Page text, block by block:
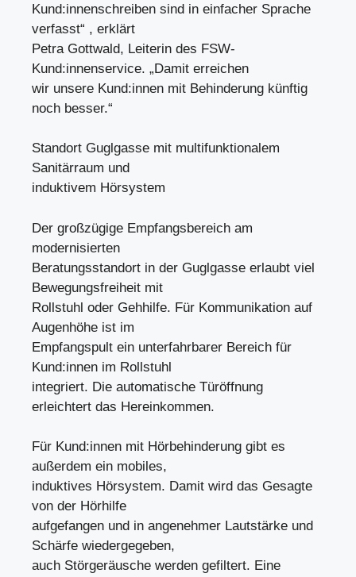
Kund:innenschreiben sind in einfacher Sprache
verfasst“ , erklärt
Petra Gottwald, Leiterin des FSW-
Kund:innenservice. „Damit erreichen
wir unsere Kund:innen mit Behinderung künftig
noch besser.“
Standort Guglgasse mit multifunktionalem
Sanitärraum und
induktivem Hörsystem
Der großzügige Empfangsbereich am
modernisierten
Beratungsstandort in der Guglgasse erlaubt viel
Bewegungsfreiheit mit
Rollstuhl oder Gehhilfe. Für Kommunikation auf
Augenhöhe ist im
Empfangspult ein unterfahrbarer Bereich für
Kund:innen im Rollstuhl
integriert. Die automatische Türöffnung
erleichtert das Hereinkommen.
Für Kund:innen mit Hörbehinderung gibt es
außerdem ein mobiles,
induktives Hörsystem. Damit wird das Gesagte
von der Hörhilfe
aufgefangen und in angenehmer Lautstärke und
Schärfe wiedergegeben,
auch Störgeräusche werden gefiltert. Eine